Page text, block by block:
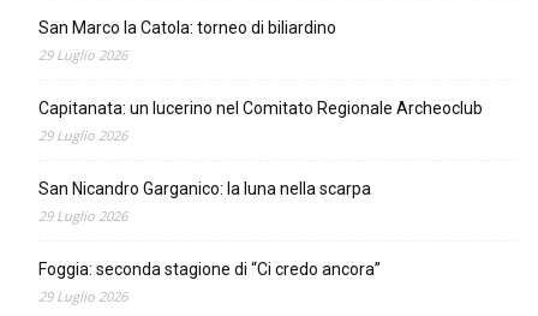
San Marco la Catola: torneo di biliardino
29 Luglio 2026
Capitanata: un lucerino nel Comitato Regionale Archeoclub
29 Luglio 2026
San Nicandro Garganico: la luna nella scarpa
29 Luglio 2026
Foggia: seconda stagione di “Ci credo ancora”
29 Luglio 2026